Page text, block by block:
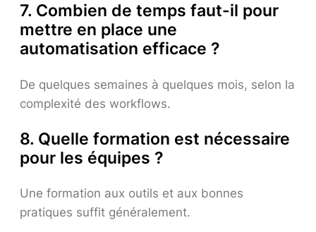
7. Combien de temps faut-il pour
mettre en place une
automatisation efficace ?
De quelques semaines à quelques mois, selon la
complexité des workflows.
8. Quelle formation est nécessaire
pour les équipes ?
Une formation aux outils et aux bonnes
pratiques suffit généralement.